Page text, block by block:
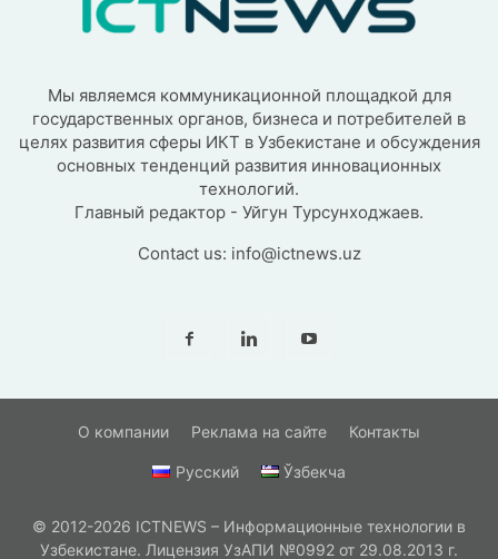
Мы являемся коммуникационной площадкой для
государственных органов, бизнеса и потребителей в
целях развития сферы ИКТ в Узбекистане и обсуждения
основных тенденций развития инновационных
технологий.
Главный редактор - Уйгун Турсунходжаев.
Contact us: info@ictnews.uz
О компании Реклама на сайте Контакты
Русский Ўзбекча
© 2012-2026 ICTNEWS – Информационные технологии в
Узбекистане. Лицензия УзАПИ №0992 от 29.08.2013 г.